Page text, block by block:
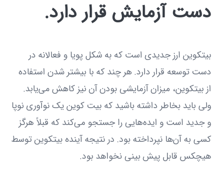
دست آزمایش قرار دارد.
بیتکوین ارز جدیدی است که به شکل پویا و فعالانه در
دست توسعه قرار دارد. هر چند که با بیشتر شدن استفاده
از بیتکوین، میزان آزمایشی بودن آن نیز کاهش می‌یابد.
ولی باید بخاطر داشته باشید که بیت کوین یک نوآوری نوپا
و جدید است و ایده‌هایی را جستجو می‌کند که قبلاً هرگز
کسی به آن‌ها نپرداخته بود. در نتیجه آینده بیتکوین توسط
هیچکس قابل پیش بینی نخواهد بود.